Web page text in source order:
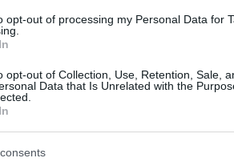
opt-out of processing my Personal Data for
opt-out of Collection, Use, Retention, Sale,
Data that Is Unrelated with the
την Ουγκάντα, μίλησε στην
ομοσπονδίας στίβου
για το
και τους εφιάλτες του
μετάλλιο αλλά